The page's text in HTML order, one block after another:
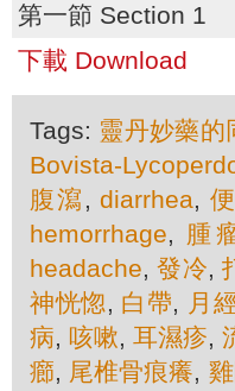
第一節 Section 1
下載 Download
Tags: 靈丹妙藥的
Bovista-
腹瀉 ,diarrhea,
hemorrhage, 腫
headache,發冷,
神恍惚, 白帶, 月
病, 咳嗽,耳濕疹,
癤, 尾椎骨痕癢,